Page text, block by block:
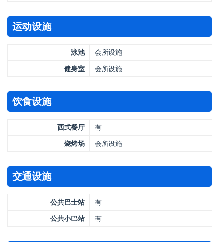
运动设施
泳池
会所设施
健身室
会所设施
饮食设施
西式餐厅
有
烧烤场
会所设施
交通设施
公共巴士站
有
公共小巴站
有